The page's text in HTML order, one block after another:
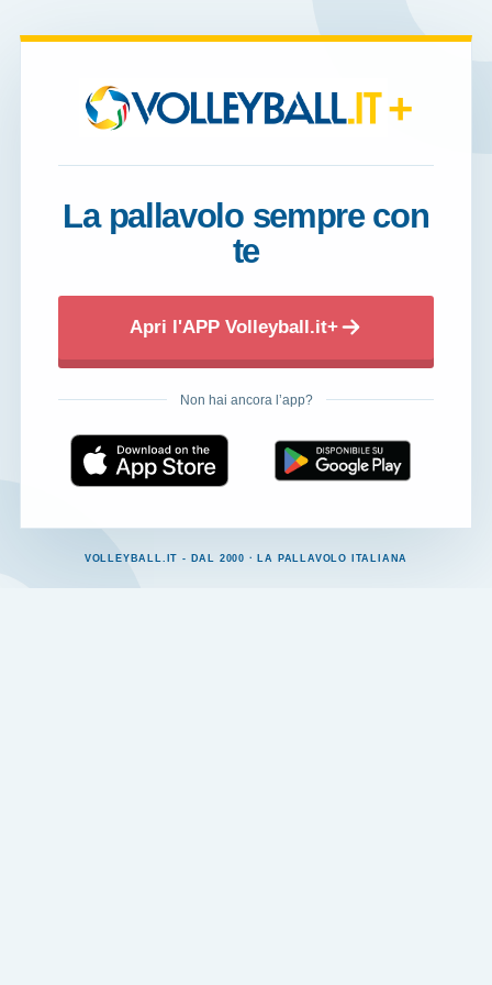
+
La pallavolo sempre con
te
Apri l'APP Volleyball.it+
Non hai ancora l’app?
VOLLEYBALL.IT - DAL 2000 · LA PALLAVOLO ITALIANA